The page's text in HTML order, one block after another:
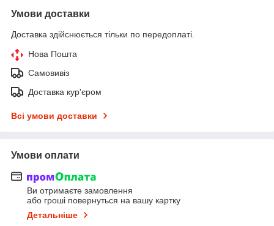
Умови доставки
Доставка здійснюється тільки по передоплаті.
Нова Пошта
Самовивіз
Доставка кур'єром
Всі умови доставки
Умови оплати
Ви отримаєте замовлення
або гроші повернуться на вашу картку
Детальніше